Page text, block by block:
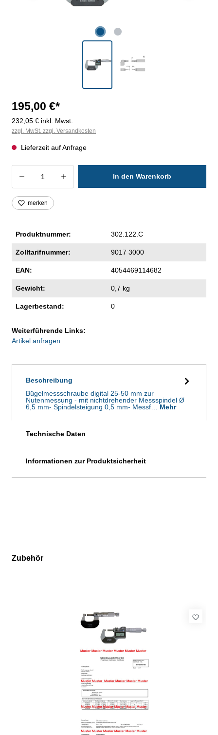
195,00 €*
232,05 € inkl. Mwst.
zzgl. MwSt. zzgl. Versandkosten
Lieferzeit auf Anfrage
Produkt Anzahl: Gib den gewünschten
In den Warenkorb
merken
Produktnummer: 302.122.C
Zolltarifnummer: 9017 3000
EAN: 4054469114682
Gewicht: 0,7 kg
Lagerbestand: 0
Weiterführende Links:
Artikel anfragen
Beschreibung
Bügelmessschraube digital 25-50 mm zur
Nutenmessung - mit nichtdrehender Messspindel Ø
6,5 mm- Spindelsteigung 0,5 mm- Messf…Mehr
Technische Daten
Informationen zur Produktsicherheit
Produktgalerie überspringen
Zubehör